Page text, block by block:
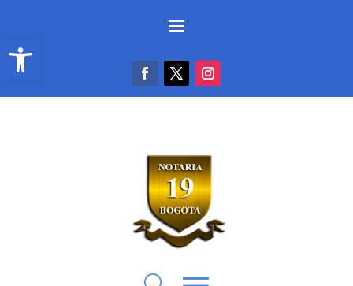
Abrir barra de herramientas